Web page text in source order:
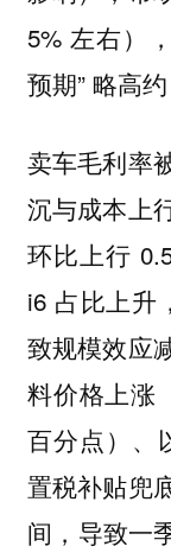
5% 左右）
预期” 略高
卖车毛利率
沉与成本上
环比上行
i6 占比上升
致规模效应
料价格上涨
百分点）、
置税补贴兜
间，导致一